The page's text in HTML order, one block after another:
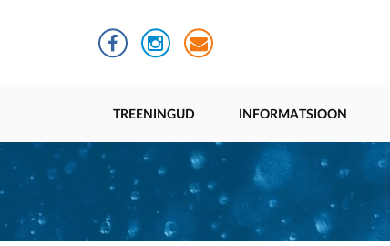
Põhinavigatsioon
TREENINGUD INFORMATSIOON